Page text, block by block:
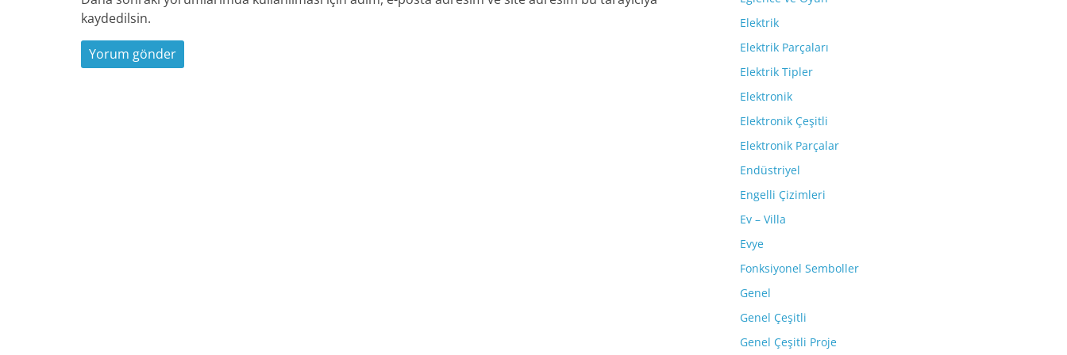
kaydedilsin.
Elektrik
Elektrik Parçaları
Elektrik Tipler
Elektronik
Elektronik Çeşitli
Elektronik Parçalar
Endüstriyel
Engelli Çizimleri
Ev – Villa
Evye
Fonksiyonel Semboller
Genel
Genel Çeşitli
Genel Çeşitli Proje